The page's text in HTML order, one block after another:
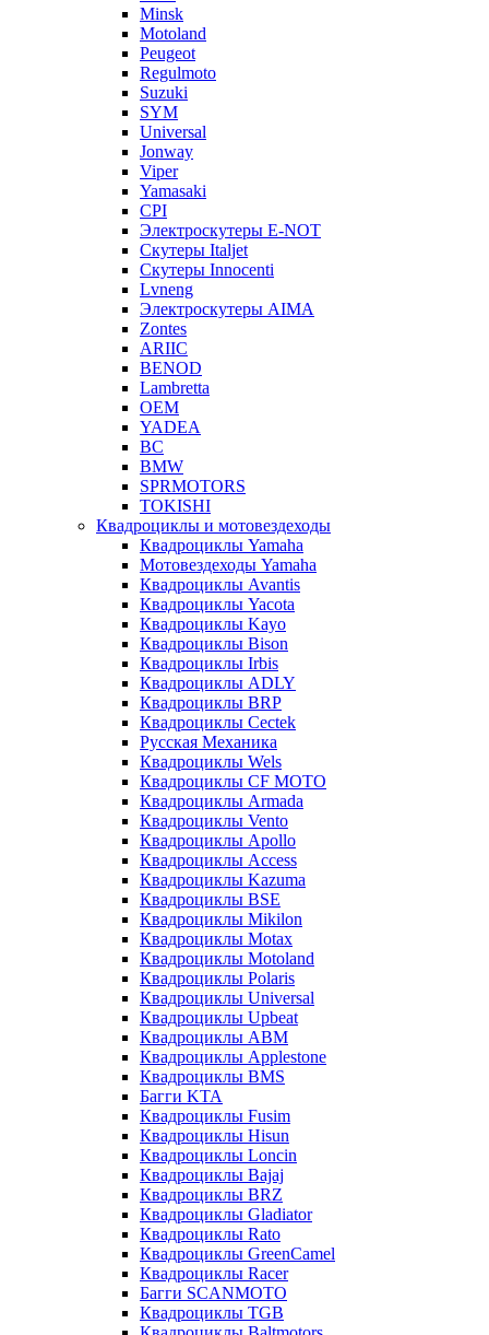
Minsk
Motoland
Peugeot
Regulmoto
Suzuki
SYM
Universal
Jonway
Viper
Yamasaki
CPI
Электроскутеры E-NOT
Скутеры Italjet
Скутеры Innocenti
Lvneng
Электроскутеры AIMA
Zontes
ARIIC
BENOD
Lambretta
OEM
YADEA
BC
BMW
SPRMOTORS
TOKISHI
Квадроциклы и мотовездеходы
Квадроциклы Yamaha
Мотовездеходы Yamaha
Квадроциклы Avantis
Квадроциклы Yacota
Квадроциклы Kayo
Квадроциклы Bison
Квадроциклы Irbis
Квадроциклы ADLY
Квадроциклы BRP
Квадроциклы Cectek
Русская Механика
Квадроциклы Wels
Квадроциклы CF MOTO
Квадроциклы Armada
Квадроциклы Vento
Квадроциклы Apollo
Квадроциклы Access
Квадроциклы Kazuma
Квадроциклы BSE
Квадроциклы Mikilon
Квадроциклы Motax
Квадроциклы Motoland
Квадроциклы Polaris
Квадроциклы Universal
Квадроциклы Upbeat
Квадроциклы ABM
Квадроциклы Applestone
Квадроциклы BMS
Багги KTA
Квадроциклы Fusim
Квадроциклы Hisun
Квадроциклы Loncin
Квадроциклы Bajaj
Квадроциклы BRZ
Квадроциклы Gladiator
Квадроциклы Rato
Квадроциклы GreenCamel
Квадроциклы Racer
Багги SCANMOTO
Квадроциклы TGB